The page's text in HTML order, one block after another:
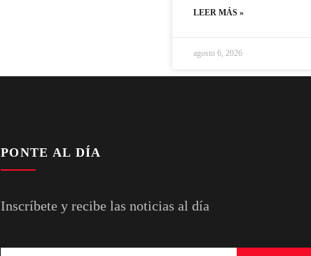
LEER MÁS »
agosto 6, 2026
PONTE AL DÍA
Inscríbete y recibe las noticias al día